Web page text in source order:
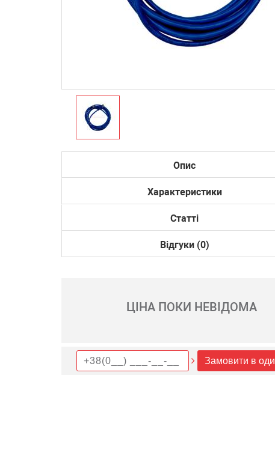
Опис
Характеристики
Статті
Відгуки (0)
ЦІНА ПОКИ НЕВІДОМА
Замовити в